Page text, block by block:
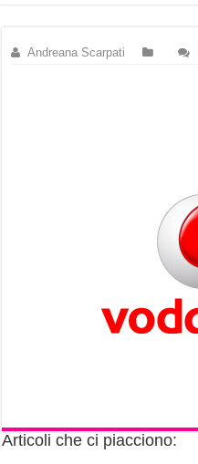
Andreana Scarpati
Articoli che ci piacciono: